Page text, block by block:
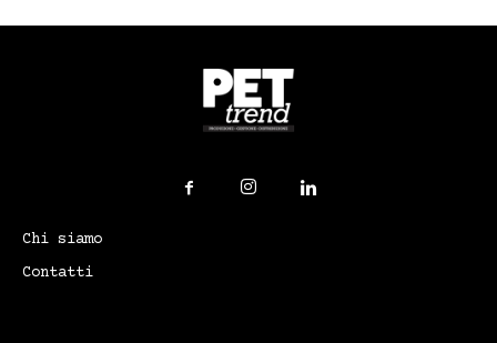
Chi siamo
Contatti